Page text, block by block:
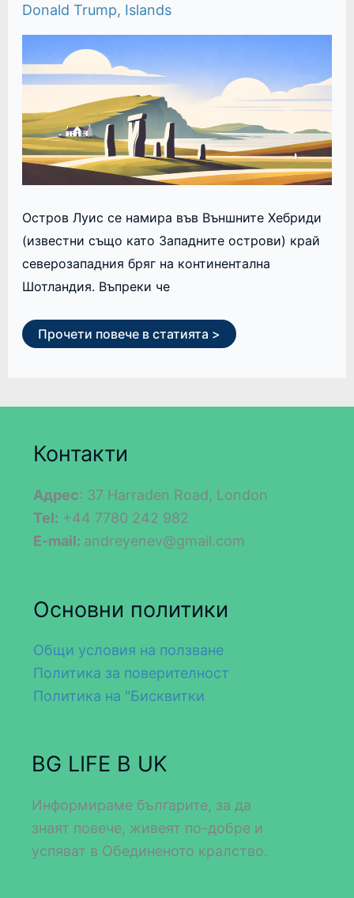
Donald Trump, Islands
Остров Луис се намира във Външните Хебриди
(известни също като Западните острови) край
северозападния бряг на континентална
Шотландия. Въпреки че
Прочети повече в статията >
Контакти
Адрес: 37 Harraden Road, London
Tel: +44 7780 242 982
E-mail: andreyenev@gmail.com
Основни политики
Общи условия на ползване
Политика за поверителност
Политика на "Бисквитки
BG LIFE В UK
Информираме българите, за да
знаят повече, живеят по-добре и
успяват в Обединеното кралство.